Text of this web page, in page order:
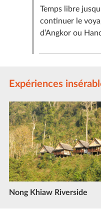
Temps libre
continuer le
d’Angkor ou
Expériences
Nong Khiaw Riverside